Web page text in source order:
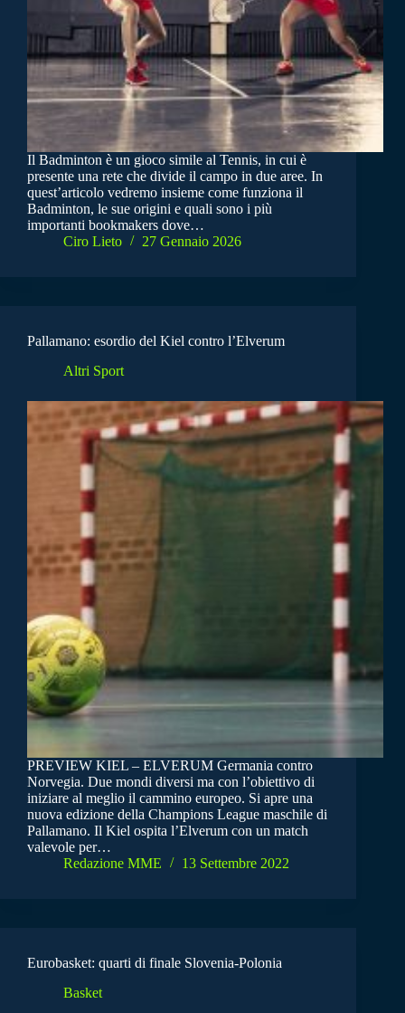
Il Badminton è un gioco simile al Tennis, in cui è
presente una rete che divide il campo in due aree. In
quest’articolo vedremo insieme come funziona il
Badminton, le sue origini e quali sono i più
importanti bookmakers dove…
Ciro Lieto
27 Gennaio 2026
Pallamano: esordio del Kiel contro l’Elverum
Altri Sport
PREVIEW KIEL – ELVERUM Germania contro
Norvegia. Due mondi diversi ma con l’obiettivo di
iniziare al meglio il cammino europeo. Si apre una
nuova edizione della Champions League maschile di
Pallamano. Il Kiel ospita l’Elverum con un match
valevole per…
Redazione MME
13 Settembre 2022
Eurobasket: quarti di finale Slovenia-Polonia
Basket